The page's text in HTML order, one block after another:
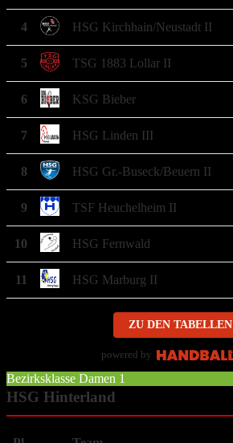
4 HSG Kirchhain/Neustadt II
5 TSG 1883 Lollar II
6 KSG Bieber
7 HSG Linden III
8 HSG Gr.-Buseck/Beuern II
9 TSF Heuchelheim II
10 HSG Fernwald
11 HSG Marburg II
ZU DEN TABELLEN
powered by
Bezirksklasse Damen 1
HSG Hinterland